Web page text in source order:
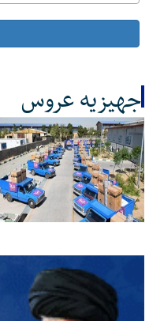
جهیزیه عروس
کل اخبار:1